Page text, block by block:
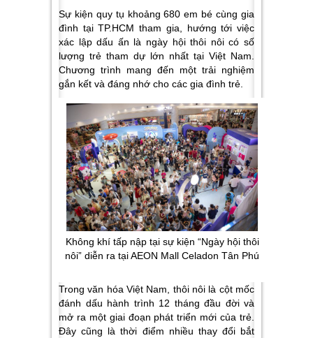
Sự kiện quy tụ khoảng 680 em bé cùng gia
đình tại TP.HCM tham gia, hướng tới việc
xác lập dấu ấn là ngày hội thôi nôi có số
lượng trẻ tham dự lớn nhất tại Việt Nam.
Chương trình mang đến một trải nghiệm
gắn kết và đáng nhớ cho các gia đình trẻ.
Không khí tấp nập tại sự kiện “Ngày hội thôi
nôi” diễn ra tại AEON Mall Celadon Tân Phú
Trong văn hóa Việt Nam, thôi nôi là cột mốc
đánh dấu hành trình 12 tháng đầu đời và
mở ra một giai đoạn phát triển mới của trẻ.
Đây cũng là thời điểm nhiều thay đổi bắt